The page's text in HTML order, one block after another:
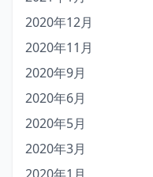
2020年12月
2020年11月
2020年9月
2020年6月
2020年5月
2020年3月